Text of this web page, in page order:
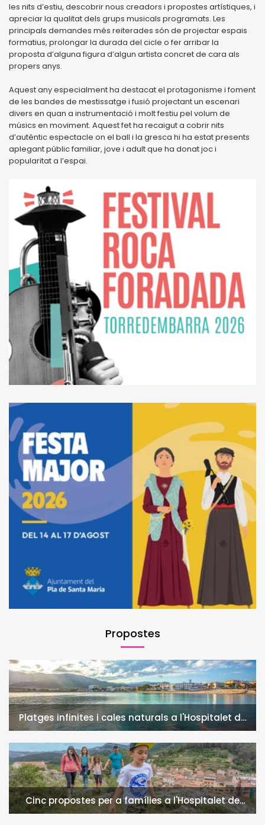
les nits d’estiu, descobrir nous creadors i propostes artístiques, i
apreciar la qualitat dels grups musicals programats. Les
principals demandes més reiterades són de projectar espais
formatius, prolongar la durada del cicle o fer arribar la
proposta d’alguna figura d’algun artista concret de cara als
propers anys.
Aquest any especialment ha destacat el protagonisme i foment
de les bandes de mestissatge i fusió projectant un escenari
divers en quan a instrumentació i molt festiu pel volum de
músics en moviment. Aquest fet ha recaigut a cobrir nits
d’autèntic espectacle on el ball i la gresca hi ha estat presents
aplegant públic familiar, jove i adult que ha donat joc i
popularitat a l’espai.
Propostes
Platges infinites i cales naturals a l'Hospitalet de
l'Infant i la Vall de Llors
Cinc propostes per a famílies a l'Hospitalet de
l'Infant i la Vall de Llors